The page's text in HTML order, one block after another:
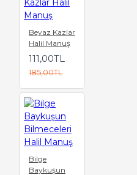
Beyaz Kazlar
Halil Manuş
111,00TL
185,00TL
Bilge
Baykuşun